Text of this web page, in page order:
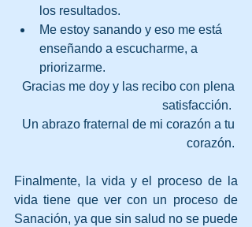
los resultados.
Me estoy sanando y eso me está
enseñando a escucharme, a
priorizarme.
Gracias me doy y las recibo con plena
satisfacción.
Un abrazo fraternal de mi corazón a tu
corazón.
Finalmente, la vida y el proceso de la
vida tiene que ver con un proceso de
Sanación, ya que sin salud no se puede